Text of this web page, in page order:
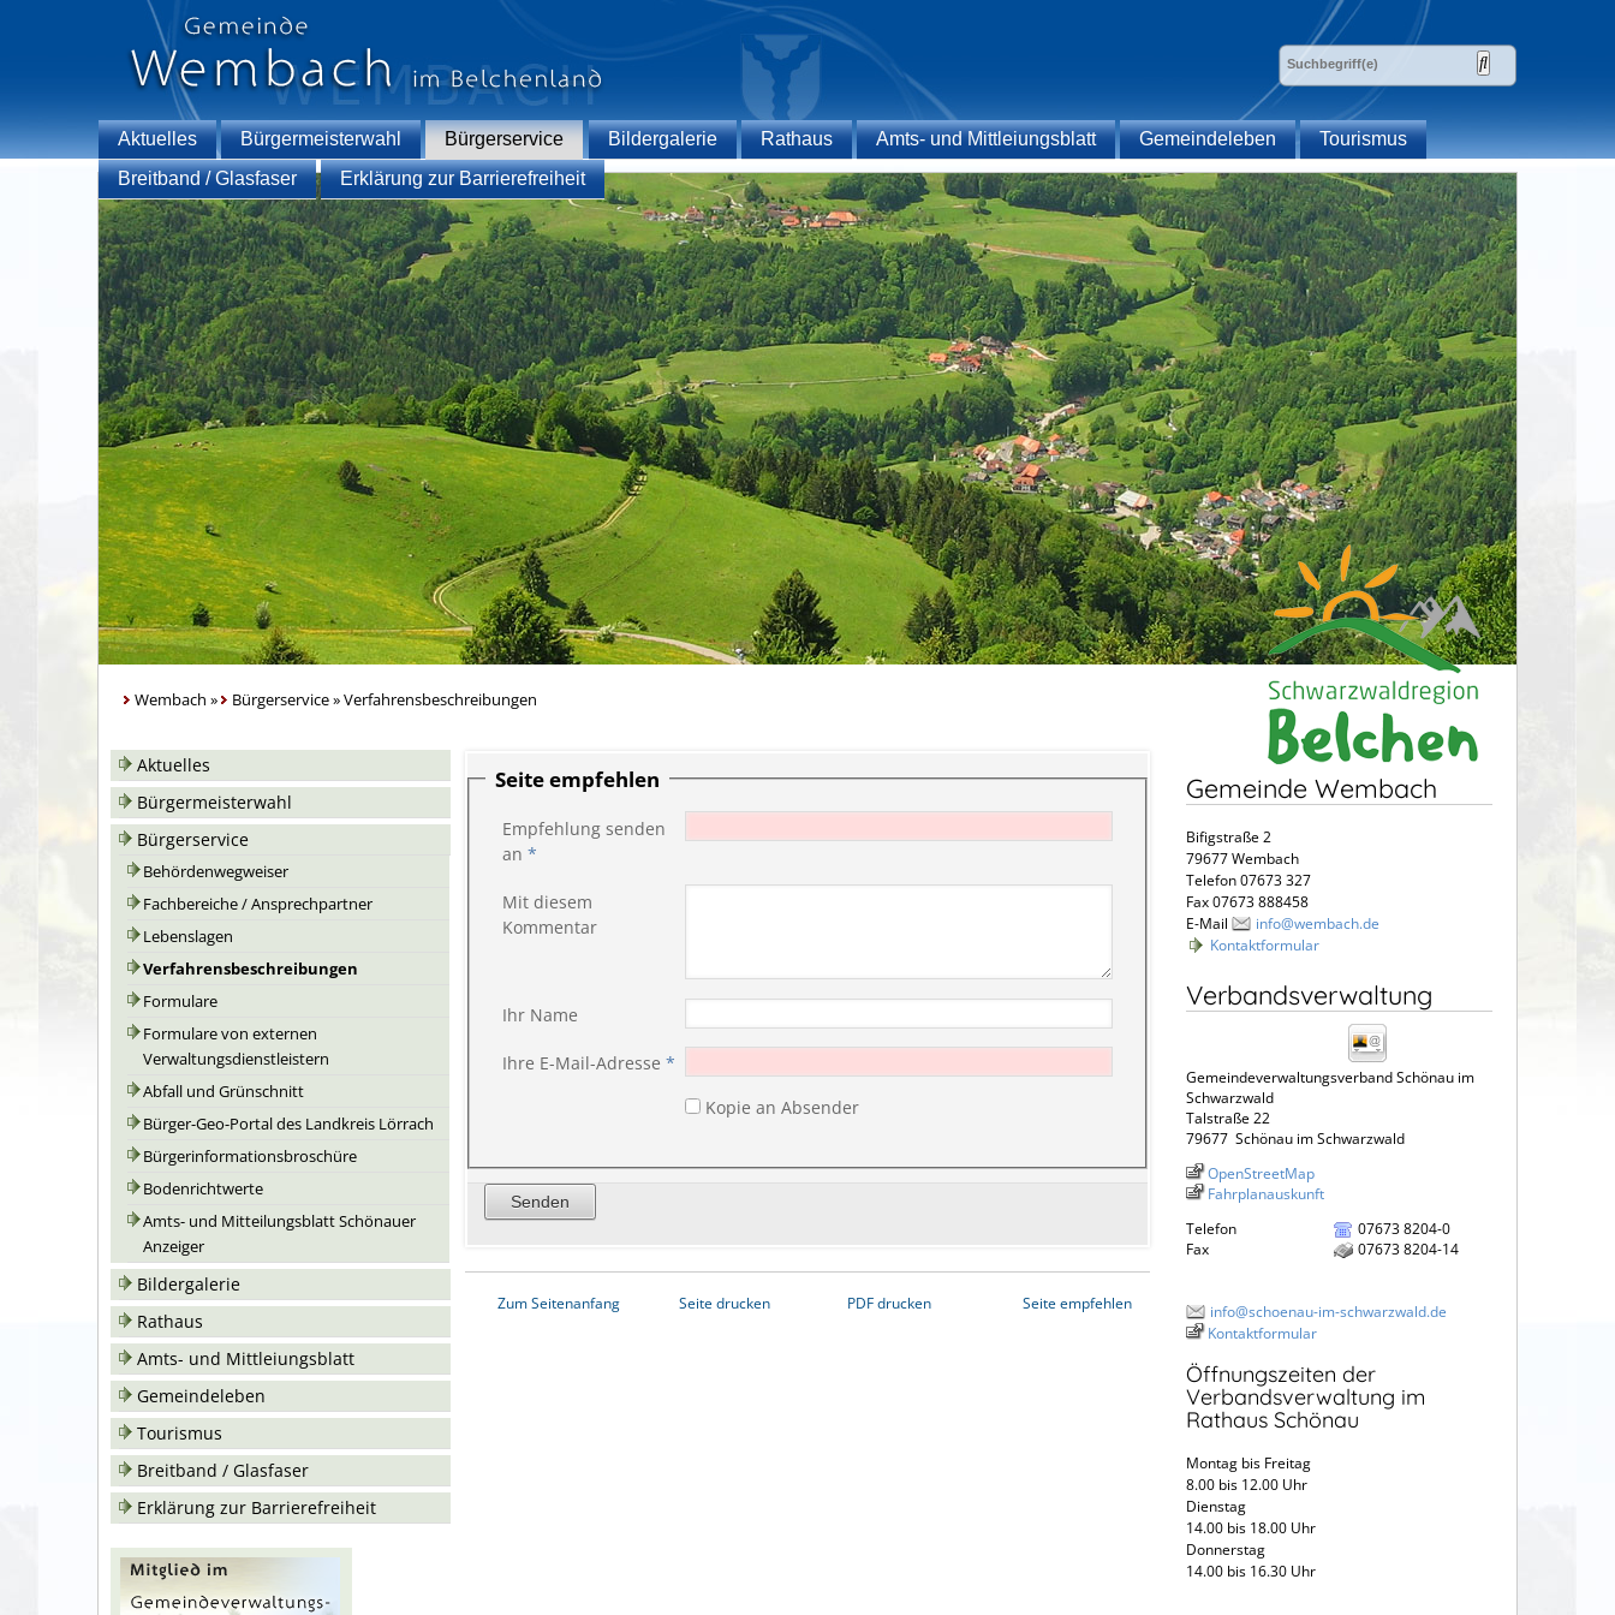
Aktuelles Bürgermeisterwahl Bürgerservice Bildergalerie Rathaus Amts- und Mittleiungsblatt Gemeindeleben
Tourismus
Breitband / Glasfaser
Erklärung zur Barrierefreiheit
Wembach » Bürgerservice»Verfahrensbeschreibungen
Aktuelles
Bürgermeisterwahl
Bürgerservice
Behördenwegweiser
Fachbereiche / Ansprechpartner
Lebenslagen
Verfahrensbeschreibungen
Formulare
Formulare von externen
Verwaltungsdienstleistern
Abfall und Grünschnitt
Bürger-Geo-Portal des Landkreis Lörrach
Bürgerinformationsbroschüre
Bodenrichtwerte
Amts- und Mitteilungsblatt Schönauer
Anzeiger
Bildergalerie
Rathaus
Amts- und Mittleiungsblatt
Gemeindeleben
Tourismus
Breitband / Glasfaser
Erklärung zur Barrierefreiheit
Seite empfehlen
Empfehlung senden
an *
Mit diesem
Kommentar
Ihr Name
Ihre E-Mail-Adresse *
Kopie an Absender
Zum Seitenanfang Seite drucken PDF drucken Seite empfehlen
Gemeinde Wembach
Bifigstraße 2
79677 Wembach
Telefon 07673 327
Fax 07673 888458
E-Mail
info@wembach.de
Kontaktformular
Verbandsverwaltung
Gemeindeverwaltungsverband Schönau im
Schwarzwald
Talstraße 22
79677 Schönau im Schwarzwald
OpenStreetMap
Fahrplanauskunft
Telefon
07673 8204-0
Fax
07673 8204-14
info@schoenau-im-schwarzwald.de
Kontaktformular
Öffnungszeiten der
Verbandsverwaltung im
Rathaus Schönau
Montag bis Freitag
8.00 bis 12.00 Uhr
Dienstag
14.00 bis 18.00 Uhr
Donnerstag
14.00 bis 16.30 Uhr